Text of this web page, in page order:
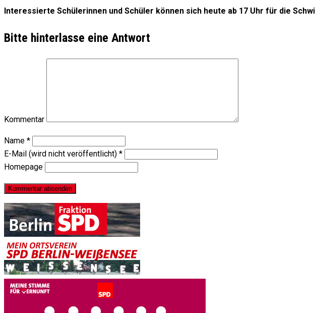
Interessierte Schülerinnen und Schüler können sich heute ab 17 Uhr für die
Bitte hinterlasse eine Antwort
Kommentar
Name *
E-Mail (wird nicht veröffentlicht) *
Homepage